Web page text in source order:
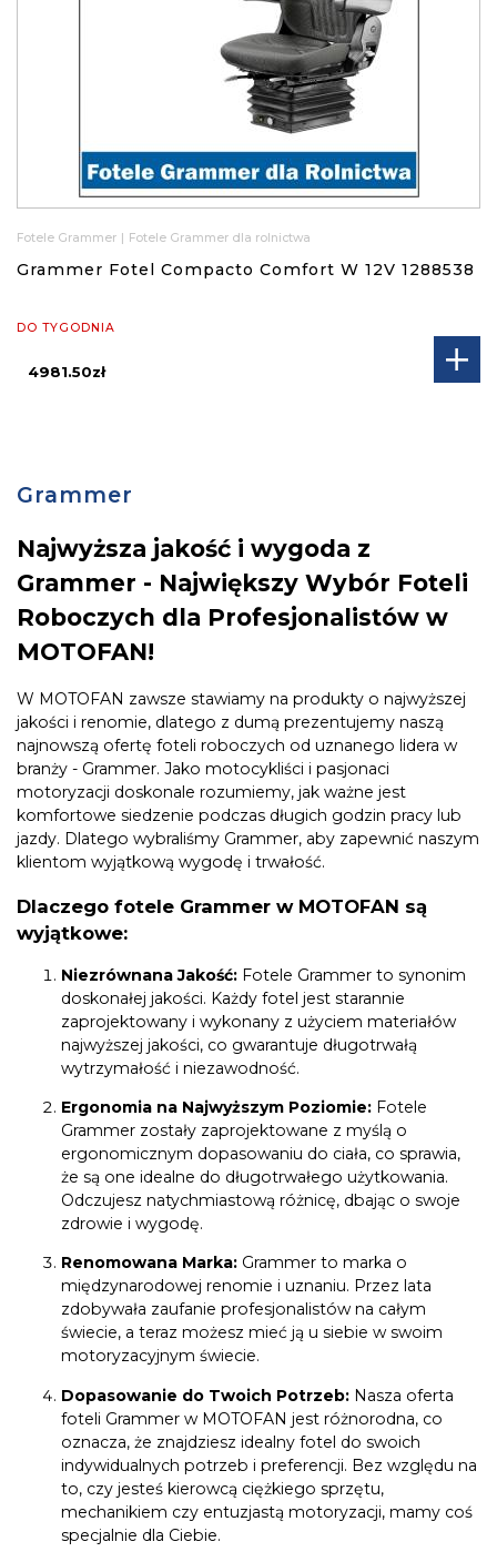
Fotele Grammer Fotele Grammer dla rolnictwa
Grammer Fotel Compacto Comfort W 12V 1288538
DO TYGODNIA
4981.50zł
Grammer
Najwyższa jakość i wygoda z
Grammer - Największy Wybór Foteli
Roboczych dla Profesjonalistów w
MOTOFAN!
W MOTOFAN zawsze stawiamy na produkty o najwyższej
jakości i renomie, dlatego z dumą prezentujemy naszą
najnowszą ofertę foteli roboczych od uznanego lidera w
branży - Grammer. Jako motocykliści i pasjonaci
motoryzacji doskonale rozumiemy, jak ważne jest
komfortowe siedzenie podczas długich godzin pracy lub
jazdy. Dlatego wybraliśmy Grammer, aby zapewnić naszym
klientom wyjątkową wygodę i trwałość.
Dlaczego fotele Grammer w MOTOFAN są
wyjątkowe:
Niezrównana Jakość: Fotele Grammer to synonim
doskonałej jakości. Każdy fotel jest starannie
zaprojektowany i wykonany z użyciem materiałów
najwyższej jakości, co gwarantuje długotrwałą
wytrzymałość i niezawodność.
Ergonomia na Najwyższym Poziomie: Fotele
Grammer zostały zaprojektowane z myślą o
ergonomicznym dopasowaniu do ciała, co sprawia,
że są one idealne do długotrwałego użytkowania.
Odczujesz natychmiastową różnicę, dbając o swoje
zdrowie i wygodę.
Renomowana Marka: Grammer to marka o
międzynarodowej renomie i uznaniu. Przez lata
zdobywała zaufanie profesjonalistów na całym
świecie, a teraz możesz mieć ją u siebie w swoim
motoryzacyjnym świecie.
Dopasowanie do Twoich Potrzeb: Nasza oferta
foteli Grammer w MOTOFAN jest różnorodna, co
oznacza, że znajdziesz idealny fotel do swoich
indywidualnych potrzeb i preferencji. Bez względu na
to, czy jesteś kierowcą ciężkiego sprzętu,
mechanikiem czy entuzjastą motoryzacji, mamy coś
specjalnie dla Ciebie.